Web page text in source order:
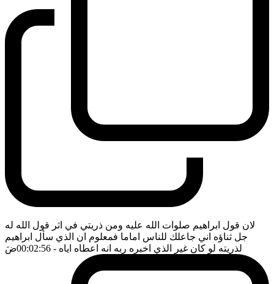
لان قول ابراهيم صلوات الله عليه ومن ذريتي في اثر قول الله له
جل ثناؤه اني جاعلك للناس اماما فمعلوم ان الذي سأل ابراهيم
لذريته لو كان غير الذي اخبره ربه انه اعطاه اياه - 00:02:56 ضَ